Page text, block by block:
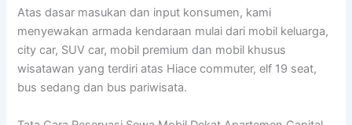
Atas dasar masukan dan input konsumen, kami
menyewakan armada kendaraan mulai dari mobil keluarga,
city car, SUV car, mobil premium dan mobil khusus
wisatawan yang terdiri atas Hiace commuter, elf 19 seat,
bus sedang dan bus pariwisata.